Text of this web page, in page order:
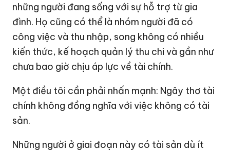
những người đang sống với sự hỗ trợ từ gia
đình. Họ cũng có thể là nhóm người đã có
công việc và thu nhập, song không có nhiều
kiến thức, kế hoạch quản lý thu chi và gần như
chưa bao giờ chịu áp lực về tài chính.
Một điều tôi cần phải nhấn mạnh: Ngây thơ tài
chính không đồng nghĩa với việc không có tài
sản.
Những người ở giai đoạn này có tài sản dù ít